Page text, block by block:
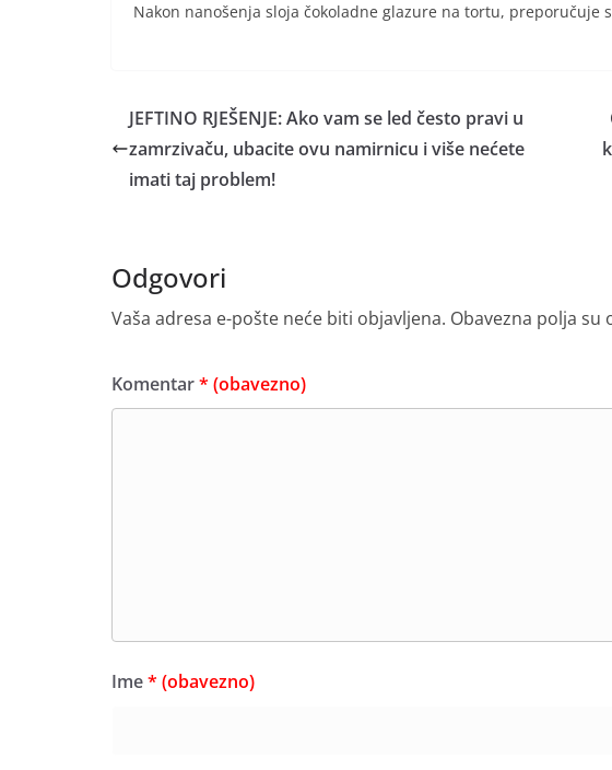
Nakon nanošenja sloja čokoladne glazure na tortu, preporučuje
JEFTINO RJEŠENJE: Ako vam se led često pravi u
zamrzivaču, ubacite ovu namirnicu i više nećete
imati taj problem!
Odgovori
Vaša adresa e-pošte neće biti objavljena. Obavezna polja su
Komentar* (obavezno)
Ime* (obavezno)